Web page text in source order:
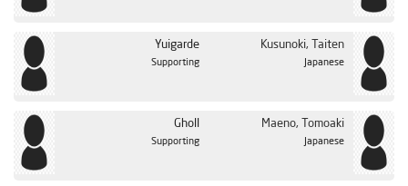
Yuigarde
Supporting
Kusunoki, Taiten
Japanese
Gholl
Supporting
Maeno, Tomoaki
Japanese